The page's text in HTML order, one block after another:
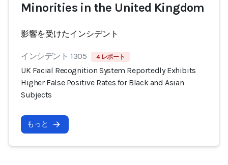
Minorities in the United Kingdom
影響を受けたインシデント
インシデント 1305 4 レポート
UK Facial Recognition System Reportedly Exhibits
Higher False Positive Rates for Black and Asian
Subjects
もっと